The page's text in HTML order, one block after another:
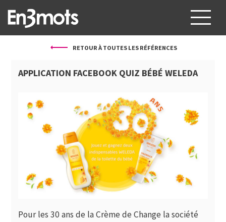
À PROPOS
SERVICES
PROJETS
CLIENTS
BLOG
CONTACT
FR EN
RETOUR À TOUTES LES RÉFÉRENCES
APPLICATION FACEBOOK QUIZ BÉBÉ WELEDA
Pour les 30 ans de la Crème de Change la société